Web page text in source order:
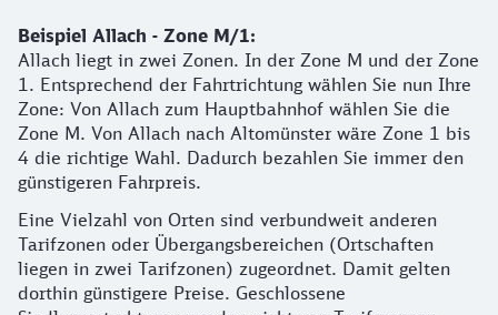
Beispiel Allach - Zone M/1:
Allach liegt in zwei Zonen. In der Zone M und der Zone
1. Entsprechend der Fahrtrichtung wählen Sie nun Ihre
Zone: Von Allach zum Hauptbahnhof wählen Sie die
Zone M. Von Allach nach Altomünster wäre Zone 1 bis
4 die richtige Wahl. Dadurch bezahlen Sie immer den
günstigeren Fahrpreis.
Eine Vielzahl von Orten sind verbundweit anderen
Tarifzonen oder Übergangsbereichen (Ortschaften
liegen in zwei Tarifzonen) zugeordnet. Damit gelten
dorthin günstigere Preise. Geschlossene